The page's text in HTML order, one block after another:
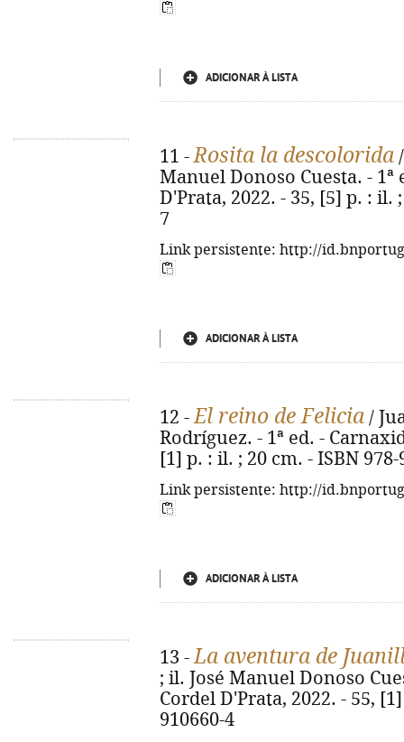
ADICIONAR À LISTA
11 -Rosita la descolorida
Manuel Donoso Cuesta. - 1ª
D'Prata, 2022. - 35, [5] p. : il.
7
Link persistente: http://
ADICIONAR À LISTA
12 -El reino de Felicia /
Rodríguez. - 1ª ed. -
[1] p. : il. ; 20 cm. - ISBN 978-
Link persistente: http://
ADICIONAR À LISTA
13 -La aventura de
; il. José Manuel Donoso
Cordel D'Prata, 2022. - 55,
910660-4